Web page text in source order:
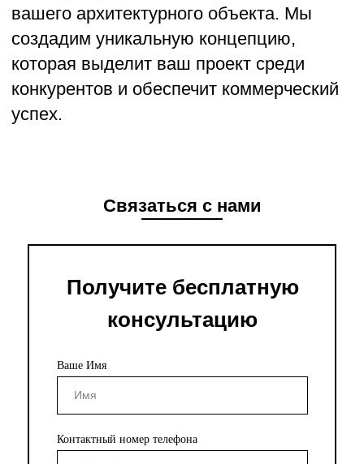
Связаться с нами
Получите бесплатную
консультацию
Ваше Имя
Контактный номер телефона